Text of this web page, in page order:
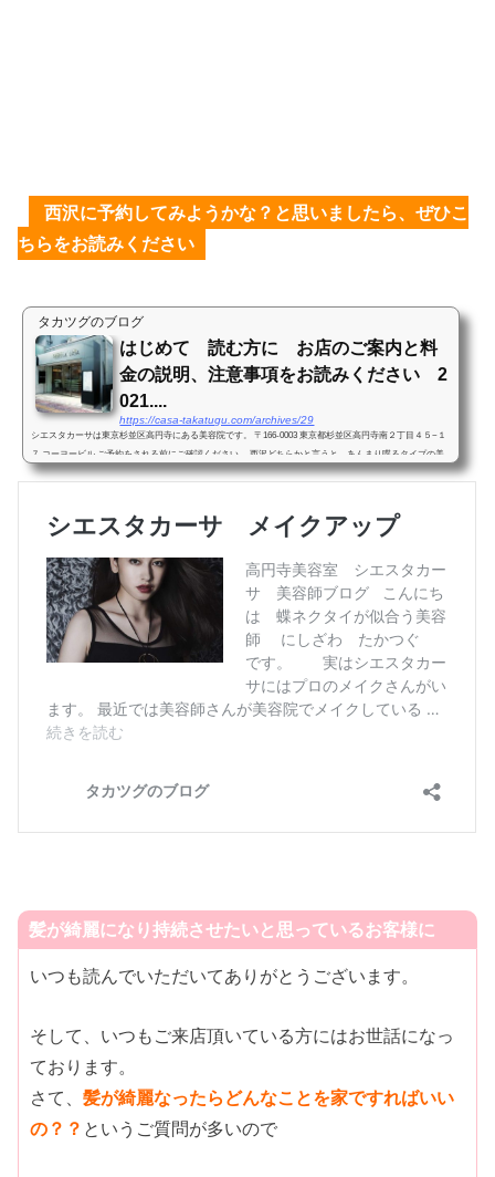
西沢に予約してみようかな？と思いましたら、ぜひこ
ちらをお読みください
タカツグのブログ
はじめて 読む方に お店のご案内と料
金の説明、注意事項をお読みください 2
021....
https://casa-takatugu.com/archives/29
シエスタカーサは東京杉並区高円寺にある美容院です。 〒166-0003 東京都杉並区高円寺南２丁目４５−１
７ コーヨービル ご予約をされる前にご確認ください。 西沢どちらかと言うと、あんまり喋るタイプの美
容師ではないと思います。髪、髪型の事以外あまり喋...
髪が綺麗になり持続させたいと思っているお客様に
いつも読んでいただいてありがとうございます。
そして、いつもご来店頂いている方にはお世話になっ
ております。
さて、髪が綺麗なったらどんなことを家ですればいい
の？？ というご質問が多いので